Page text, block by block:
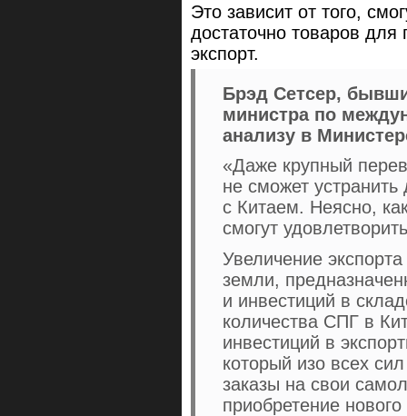
Это зависит от того,
достаточно товаров для
экспорт.
Брэд Сетсер,
министра по
анализу в
«Даже крупный
не сможет устранить
с Китаем. Неясно,
смогут
Увеличение
земли,
и инвестиций в
количества СПГ в
инвестиций в
который изо всех
заказы на свои
приобретение